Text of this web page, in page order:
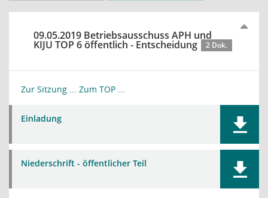
09.05.2019 Betriebsausschuss APH und
KIJU TOP 6 öffentlich - Entscheidung 2 Dok.
Zur Sitzung ... Zum TOP ...
Einladung
Niederschrift - öffentlicher Teil